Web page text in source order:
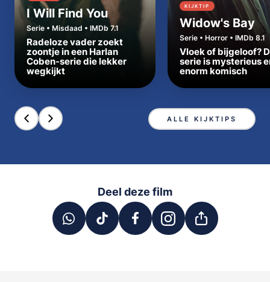
I Will Find You
Serie • Misdaad • IMDb 7.1
Radeloze vader zoekt
zoontje in een Harlan
Coben-serie die lekker
wegkijkt
KIJKTIP
Widow's Bay
Serie • Horror • IMDb 8.1
Vloek of bijgeloof?
serie is mysterieus
enorm komisch
ALLE KIJKTIPS
Deel deze film